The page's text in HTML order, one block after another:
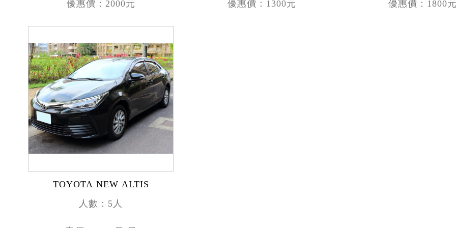
優惠價：2000元
優惠價：1300元
優惠價：1800元
TOYOTA NEW ALTIS
人數：5人